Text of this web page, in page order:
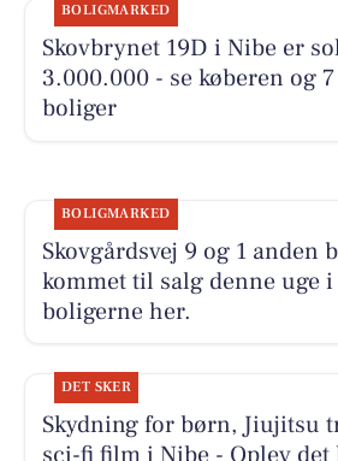
BOLIGMARKED
Skovbrynet 19D i Nibe er
3.000.000 - se køberen og
boliger
BOLIGMARKED
Skovgårdsvej 9 og 1 anden
kommet til salg denne uge i
boligerne her.
DET SKER
Skydning for børn, Jiujitsu